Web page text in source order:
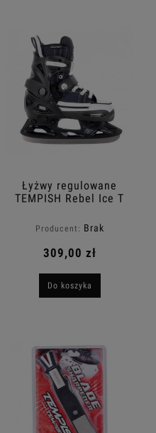
Łyżwy regulowane
TEMPISH Rebel Ice T
Producent: Brak
309,00 zł
Do koszyka